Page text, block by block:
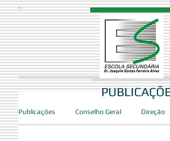
Publicações Conselho Geral Direção